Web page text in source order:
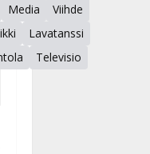
Media
Viihde
Lavatanssi
Televisio